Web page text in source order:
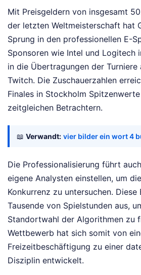
Mit Preisgeldern von insgesamt
der letzten Weltmeisterschaft hat
Sprung in den professionellen E-
Sponsoren wie Intel und Logitech
in die Übertragungen der
Twitch. Die Zuschauerzahlen
Finales in Stockholm
zeitgleichen Betrachtern.
📖 Verwandt: vier bilder ein wort 4
Die Professionalisierung führt
eigene Analysten einstellen, um
Konkurrenz zu untersuchen.
Tausende von Spielstunden aus,
Standortwahl der Algorithmen zu
Wettbewerb hat sich somit von
Freizeitbeschäftigung zu einer
Disziplin entwickelt.